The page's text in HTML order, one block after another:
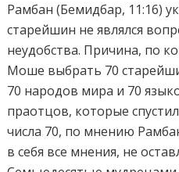
Рамбан (Бемидбар, 11:16)
старейшин не являлся
неудобства. Причина, по
Моше выбрать 70
70 народов мира и 70
праотцов, которые
числа 70, по мнению
в себя все мнения, не